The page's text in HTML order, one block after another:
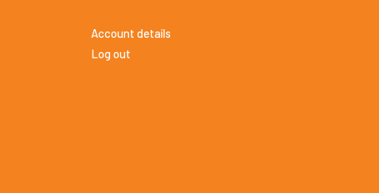
Account details
Log out